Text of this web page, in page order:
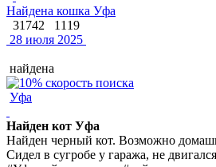
Найдена кошка Уфа
31742
1119
28 июля 2025
найдена
Уфа
Найден кот Уфа
Найден черный кот. Возможно
Сидел в сугробе у гаража, не